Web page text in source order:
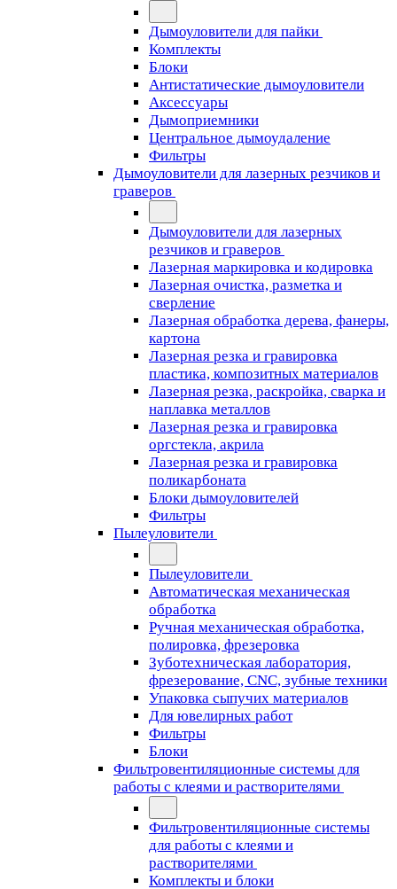
Дымоуловители для пайки
Комплекты
Блоки
Антистатические дымоуловители
Аксессуары
Дымоприемники
Центральное дымоудаление
Фильтры
Дымоуловители для лазерных резчиков и
граверов
Дымоуловители для лазерных
резчиков и граверов
Лазерная маркировка и кодировка
Лазерная очистка, разметка и
сверление
Лазерная обработка дерева, фанеры,
картона
Лазерная резка и гравировка
пластика, композитных материалов
Лазерная резка, раскройка, сварка и
наплавка металлов
Лазерная резка и гравировка
оргстекла, акрила
Лазерная резка и гравировка
поликарбоната
Блоки дымоуловителей
Фильтры
Пылеуловители
Пылеуловители
Автоматическая механическая
обработка
Ручная механическая обработка,
полировка, фрезеровка
Зуботехническая лаборатория,
фрезерование, CNC, зубные техники
Упаковка сыпучих материалов
Для ювелирных работ
Фильтры
Блоки
Фильтровентиляционные системы для
работы с клеями и растворителями
Фильтровентиляционные системы
для работы с клеями и
растворителями
Комплекты и блоки